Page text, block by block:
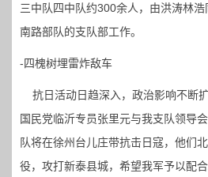
三中队四中队约300余人，由洪涛林
南路部队的支队部工作。
-四槐树埋雷炸敌车
抗日活动日趋深入，政治影响不断
国民党临沂专员张里元与我支队领导
队将在徐州台儿庄带抗击日寇，他们
役，攻打新泰县城，希望我军予以配